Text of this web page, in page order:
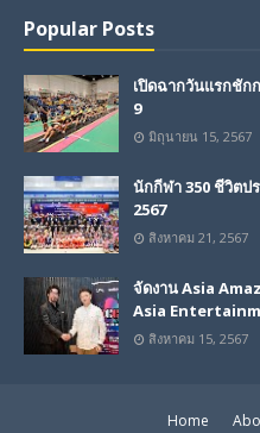
Popular Posts
เปิดฉากวันแรกชัก
9
มิถุนายน 15, 2567
นักกีฬา 350 ชีวิตป
2567
สิงหาคม 21, 2567
จัดงาน Asia
Asia
สิงหาคม 15, 2567
Home